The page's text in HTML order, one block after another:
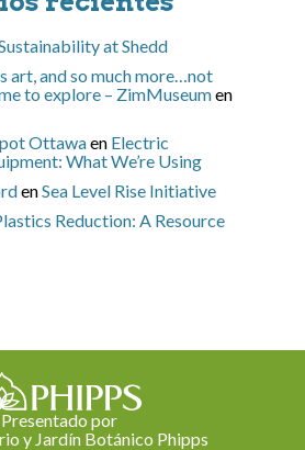
at Shedd
art, and so much more…not
to explore – ZimMuseumen
Ottawaen Electric
What We’re Using
enSea Level Rise Initiative
Reduction: A Resource
Presentado por
y Jardín Botánico Phipps